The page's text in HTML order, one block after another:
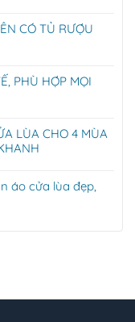
CÓ TỦ RƯỢU
PHÙ HỢP MỌI
LÙA CHO 4 MÙA
áo cửa lùa đẹp,